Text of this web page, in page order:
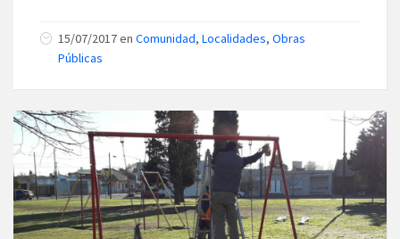
15/07/2017en Comunidad, Localidades, Obras
Públicas